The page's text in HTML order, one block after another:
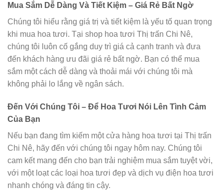
Mua Sắm Dễ Dàng Và Tiết Kiệm – Giá Rẻ Bất Ngờ
Chúng tôi hiểu rằng giá trị và tiết kiệm là yếu tố quan trọng
khi mua hoa tươi. Tại shop hoa tươi Thị trấn Chi Nê,
chúng tôi luôn cố gắng duy trì giá cả cạnh tranh và đưa
đến khách hàng ưu đãi giá rẻ bất ngờ. Bạn có thể mua
sắm một cách dễ dàng và thoải mái với chúng tôi mà
không phải lo lắng về ngân sách.
Đến Với Chúng Tôi – Để Hoa Tươi Nói Lên Tình Cảm
Của Bạn
Nếu bạn đang tìm kiếm một cửa hàng hoa tươi tại Thị trấn
Chi Nê, hãy đến với chúng tôi ngay hôm nay. Chúng tôi
cam kết mang đến cho bạn trải nghiệm mua sắm tuyệt vời,
với một loạt các loại hoa tươi đẹp và dịch vụ điện hoa tươi
nhanh chóng và đáng tin cậy.